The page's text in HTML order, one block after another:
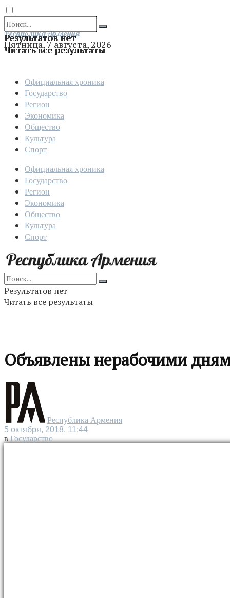
Результатов нет
Читать все результаты
Отправить
Республика Армения
Пятница, 7 августа, 2026
Официальная хроника
Государство
Регион
Экономика
Общество
Культура
Спорт
Официальная хроника
Государство
Регион
Экономика
Общество
Культура
Спорт
Результатов нет
Читать все результаты
Объявлены нерабочими
Республика Армения
5 октября, 2018, 11:44
в Государство